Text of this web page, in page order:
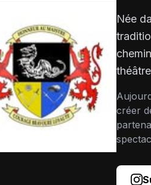
Née
créer